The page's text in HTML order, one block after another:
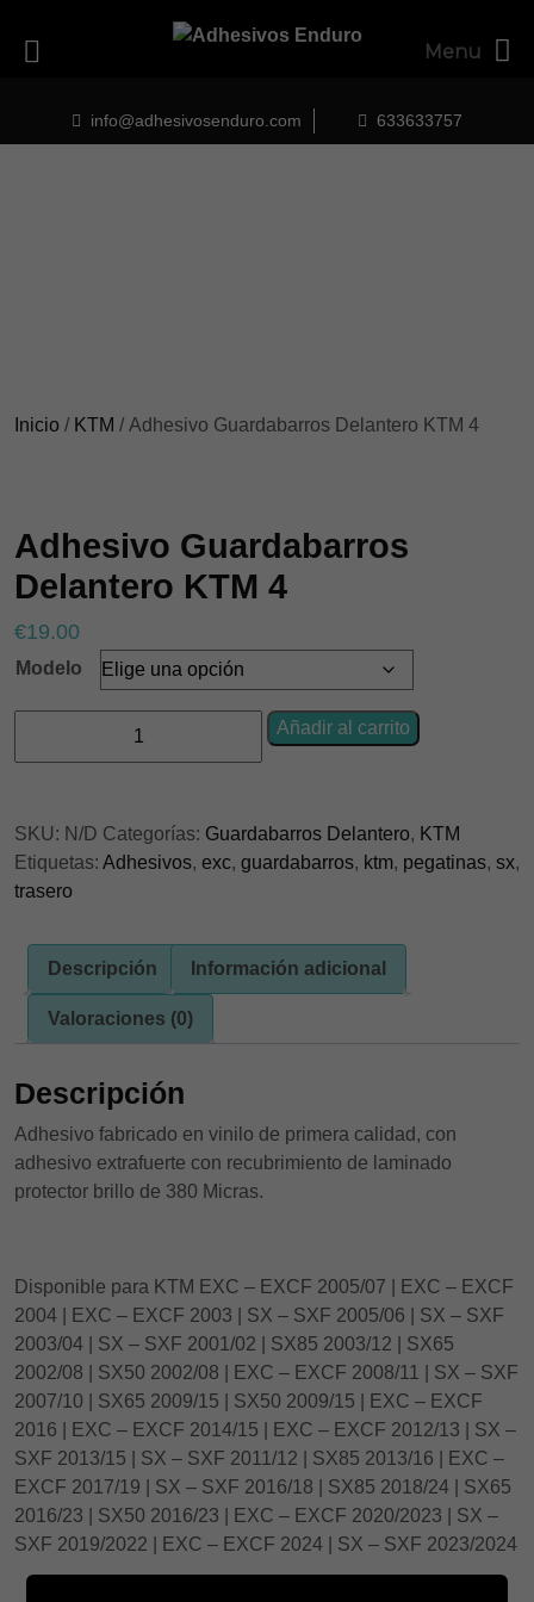
content
info@adhesivosenduro.com 633633757
Inicio / KTM / Adhesivo Guardabarros Delantero KTM 4
Adhesivo Guardabarros
Delantero KTM 4
€19.00
Modelo
4
cantidad
Añadir al carrito
SKU: N/D Categorías: Guardabarros Delantero, KTM
Etiquetas: Adhesivos, exc, guardabarros, ktm, pegatinas, sx,
trasero
Descripción Información adicional
Valoraciones (0)
Descripción
Adhesivo fabricado en vinilo de primera calidad, con
adhesivo extrafuerte con recubrimiento de laminado
protector brillo de 380 Micras.
Disponible para KTM EXC – EXCF 2005/07 | EXC – EXCF
2004 | EXC – EXCF 2003 | SX – SXF 2005/06 | SX – SXF
2003/04 | SX – SXF 2001/02 | SX85 2003/12 | SX65
2002/08 | SX50 2002/08 | EXC – EXCF 2008/11 | SX – SXF
2007/10 | SX65 2009/15 | SX50 2009/15 | EXC – EXCF
2016 | EXC – EXCF 2014/15 | EXC – EXCF 2012/13 | SX –
SXF 2013/15 | SX – SXF 2011/12 | SX85 2013/16 | EXC –
EXCF 2017/19 | SX – SXF 2016/18 | SX85 2018/24 | SX65
2016/23 | SX50 2016/23 | EXC – EXCF 2020/2023 | SX –
SXF 2019/2022 | EXC – EXCF 2024 | SX – SXF 2023/2024
Menu